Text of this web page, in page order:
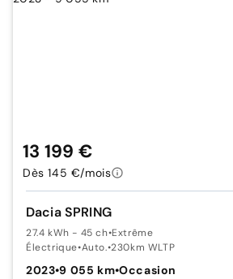
Dacia SPRING
27.4 kWh - 45 ch•Extrême
Électrique•Auto.•230km WLTP
2023•9 055 km•Occasion
13 199 €
Dès 145 €/mois